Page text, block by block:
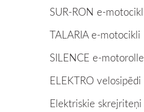
SUR-RON e-
TALARIA e-motocikli
SILENCE e-
ELEKTRO velosipēdi
Elektriskie